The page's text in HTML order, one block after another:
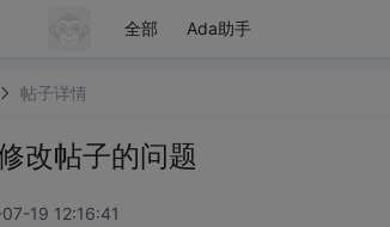
全部 Ada助手
帖子详情
改帖子的问题
19 12:16:41